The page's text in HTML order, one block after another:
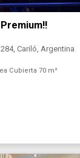
Cariló, Argentina
Cubierta 70 m²